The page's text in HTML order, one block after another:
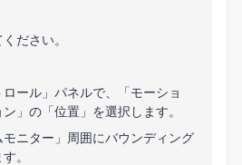
ださい。
ール」パネルで、「モーショ
」の「位置」を選択します。
ニター」周囲にバウンディング
。